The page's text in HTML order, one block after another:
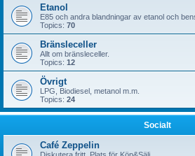
Etanol
E85 och andra blandningar av etanol och
Topics: 70
Bränsleceller
Allt om bränsleceller.
Topics: 12
Övrigt
LPG, Biodiesel, metanol m.m.
Topics: 24
Socialt
Café Zeppelin